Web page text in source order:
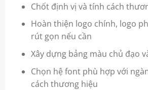
Chốt định vị và tính cách
Hoàn thiện logo chính, logo
rút gọn nếu cần
Xây dựng bảng màu chủ đạo
Chọn hệ font phù hợp với
cách thương hiệu